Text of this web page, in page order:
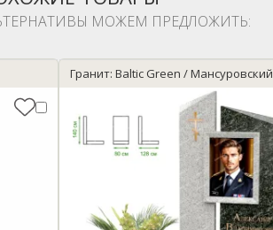
МОЖЕМ ПРЕДЛОЖИТЬ:
Гранит: Baltic Green / Мансуровский